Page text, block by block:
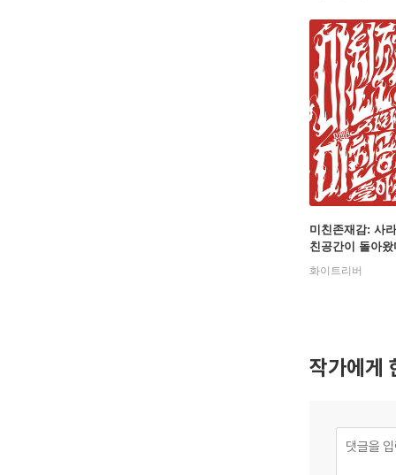
미친존재감: 사
친공간이 돌아왔
화이트리버
작가에게